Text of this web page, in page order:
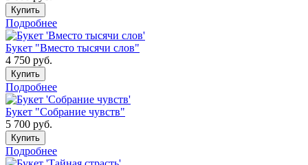
Купить
Подробнее
Букет "Вместо тысячи слов"
4 750 руб.
Купить
Подробнее
Букет "Собрание чувств"
5 700 руб.
Купить
Подробнее